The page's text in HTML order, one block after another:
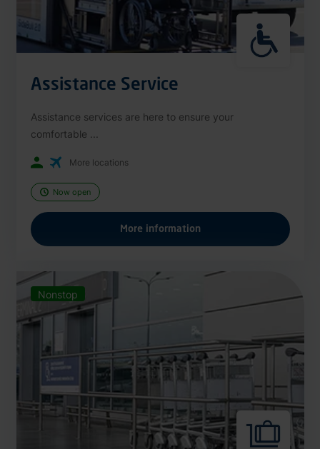
Assistance Service
Assistance services are here to ensure your
comfortable ...
More locations
Now open
More information
Nonstop